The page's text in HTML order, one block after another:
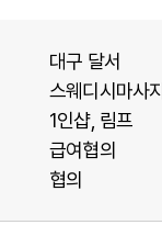
대구 달서
스웨디시마사지
1인샵 림프
급여협의
협의